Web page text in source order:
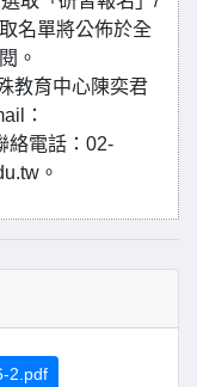
名單將公佈於全
。
教育中心陳奕君
：
絡電話：02-
。
2.pdf